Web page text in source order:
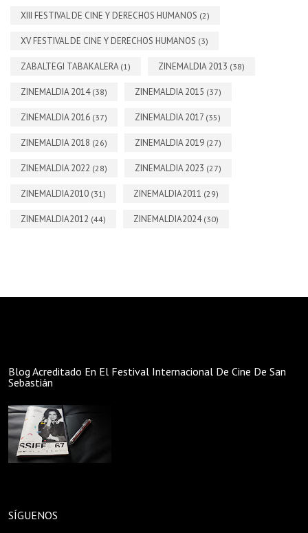
XIII FESTIVAL DE CINE Y DERECHOS HUMANOS (2)
XV FESTIVAL DE CINE Y DERECHOS HUMANOS (3)
ZABALTEGI TABAKALERA (1) ZINEMALDIA 2013 (38)
ZINEMALDIA 2014 (38) ZINEMALDIA 2015 (37)
ZINEMALDIA 2016 (37) ZINEMALDIA 2017 (35)
ZINEMALDIA 2018 (26) ZINEMALDIA 2019 (27)
ZINEMALDIA 2022 (28) ZINEMALDIA 2023 (27)
ZINEMALDIA2010 (31) ZINEMALDIA2011 (29)
ZINEMALDIA2012 (44) ZINEMALDIA2024 (30)
Blog Acreditado En El Festival Internacional De Cine De San
Sebastián
SÍGUENOS